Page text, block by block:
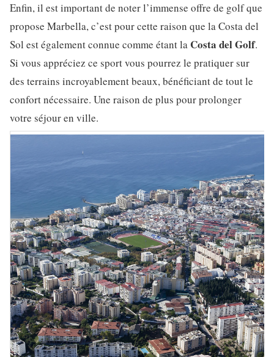
Enfin, il est important de noter l’immense offre de golf que
propose Marbella, c’est pour cette raison que la Costa del
Sol est également connue comme étant la Costa del Golf.
Si vous appréciez ce sport vous pourrez le pratiquer sur
des terrains incroyablement beaux, bénéficiant de tout le
confort nécessaire. Une raison de plus pour prolonger
votre séjour en ville.